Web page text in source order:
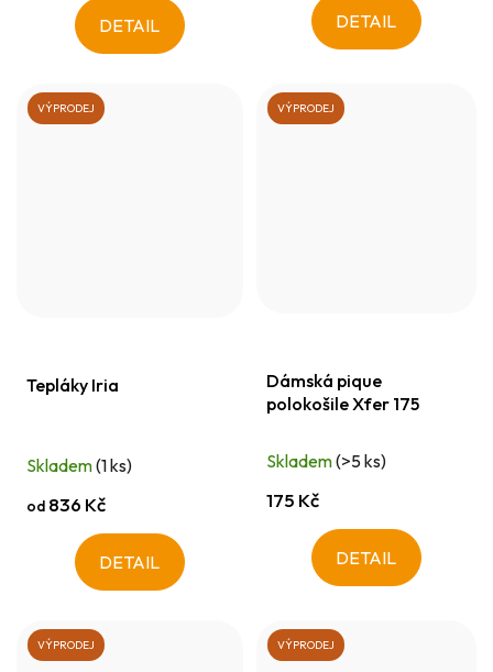
DETAIL DETAIL
VÝPRODEJ
Tepláky Iria
Skladem(1 ks)
od 836 Kč
DETAIL
VÝPRODEJ
Dámská pique
polokošile Xfer 175
Skladem(>5 ks)
175 Kč
DETAIL
VÝPRODEJ VÝPRODEJ